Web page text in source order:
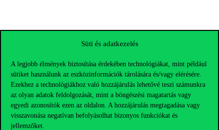
Süti és adatkezelés
A legjobb élmények biztosítása érdekében technológiákat, mint például
sütiket használunk az eszközinformációk tárolására és/vagy elérésére.
Ezekhez a technológiákhoz való hozzájárulás lehetővé teszi számunkra
az olyan adatok feldolgozását, mint a böngészési magatartás vagy
egyedi azonosítók ezen az oldalon. A hozzájárulás megtagadása vagy
visszavonása negatívan befolyásolhat bizonyos funkciókat és
jellemzőket.